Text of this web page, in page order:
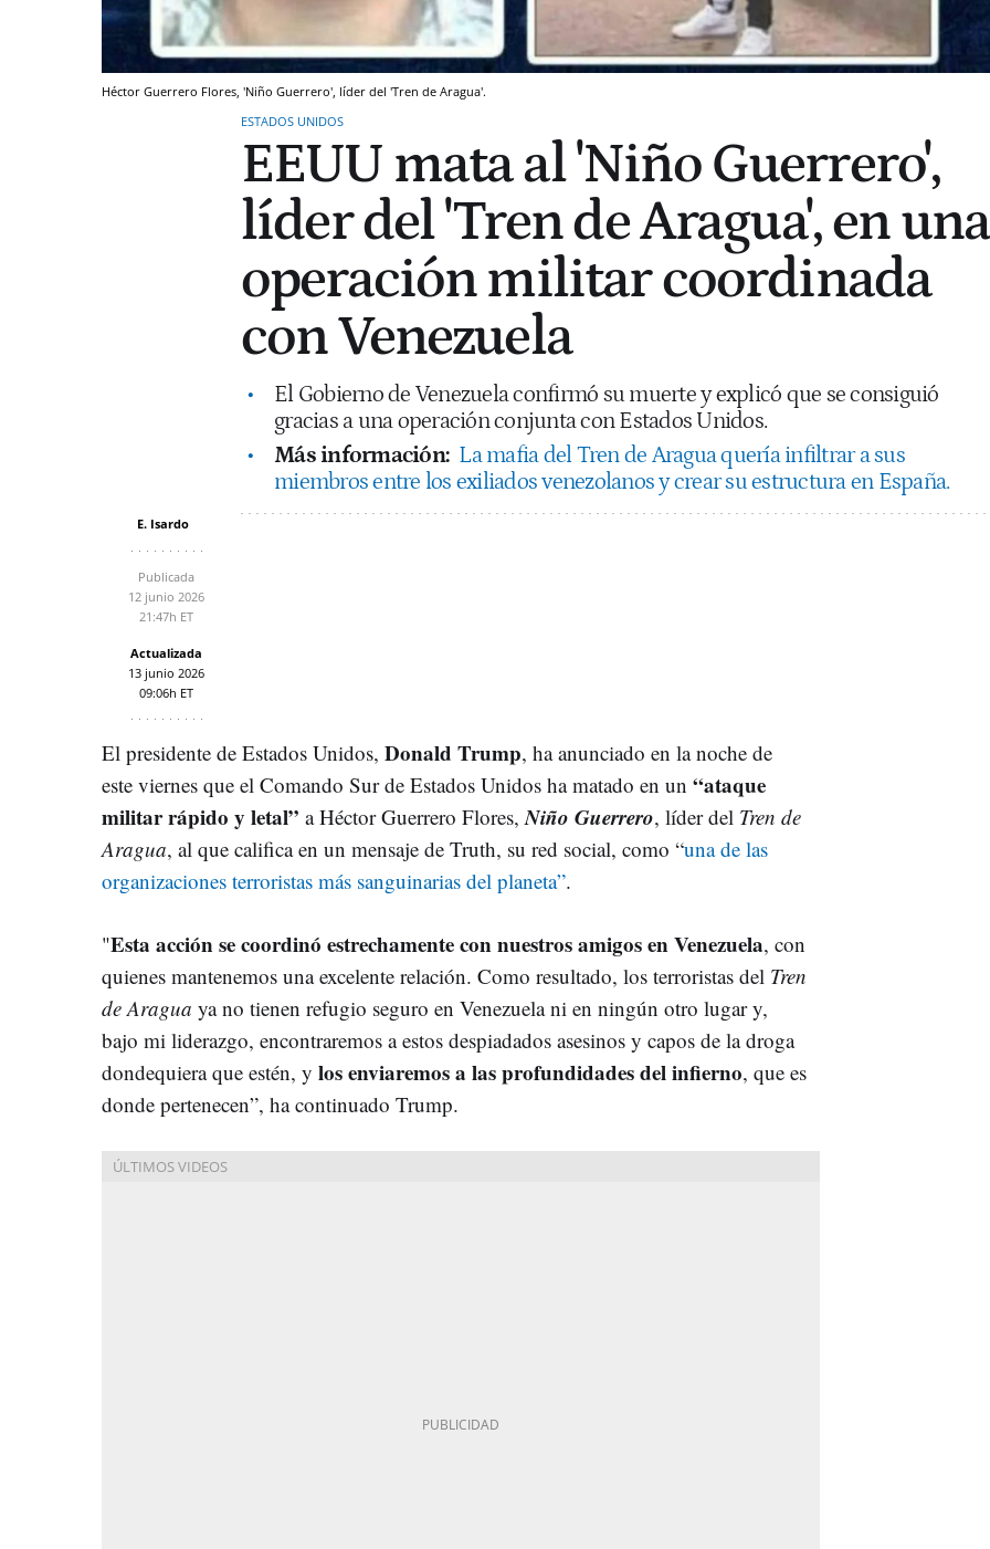
Héctor Guerrero Flores, 'Niño Guerrero', líder del 'Tren de Aragua'.
ESTADOS UNIDOS
EEUU mata al 'Niño Guerrero',
líder del 'Tren de Aragua', en una
operación militar coordinada
con Venezuela
El Gobierno de Venezuela confirmó su muerte y explicó que se consiguió
gracias a una operación conjunta con Estados Unidos.
Más información: La mafia del Tren de Aragua quería infiltrar a sus
miembros entre los exiliados venezolanos y crear su estructura en España.
E. Isardo
Publicada
12 junio 2026
21:47h ET
Actualizada
13 junio 2026
09:06h ET
El presidente de Estados Unidos, Donald Trump, ha anunciado en la noche de
este viernes que el Comando Sur de Estados Unidos ha matado en un “ataque
militar rápido y letal” a Héctor Guerrero Flores,Niño Guerrero, líder del Tren de
Aragua, al que califica en un mensaje de Truth, su red social, como “una de las
organizaciones terroristas más sanguinarias del planeta”.
"Esta acción se coordinó estrechamente con nuestros amigos en Venezuela, con
quienes mantenemos una excelente relación. Como resultado, los terroristas del Tren
de Aragua ya no tienen refugio seguro en Venezuela ni en ningún otro lugar y,
bajo mi liderazgo, encontraremos a estos despiadados asesinos y capos de la droga
dondequiera que estén, y los enviaremos a las profundidades del infierno, que es
donde pertenecen”, ha continuado Trump.